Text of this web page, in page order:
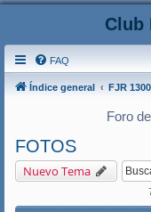
Club
FAQ
Índice general FJR 1300
Foro
FOTOS
Nuevo Tema